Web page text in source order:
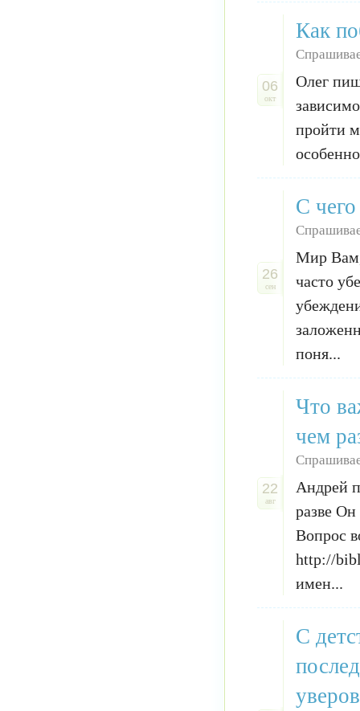
06
окт
Как
Олег
пройти
26
сен
С
Мир Вам,
часто
поня...
22
авг
Что
чем
Андрей
разве Он
Вопрос
http://
имен...
С